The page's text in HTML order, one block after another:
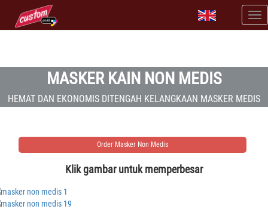
MASKER KAIN NON MEDIS
HEMAT DAN EKONOMIS DITENGAH KELANGKAAN MASKER MEDIS
Order Masker Non Medis
Klik gambar untuk memperbesar